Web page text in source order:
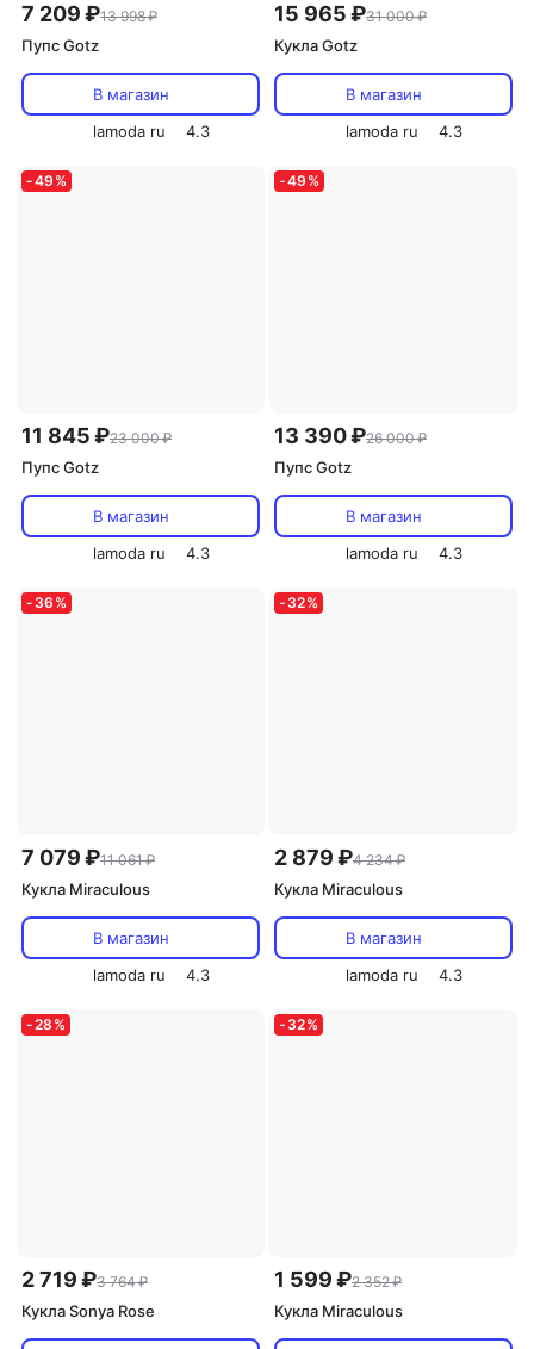
7 209 ₽13 998 ₽
Пупс Gotz
В магазин
lamoda ru
4.3
15 965 ₽31 000 ₽
Кукла Gotz
В магазин
lamoda ru
4.3
-49 %
11 845 ₽23 000 ₽
Пупс Gotz
В магазин
lamoda ru
4.3
-49 %
13 390 ₽26 000 ₽
Пупс Gotz
В магазин
lamoda ru
4.3
- 36 %
7 079 ₽11 061 ₽
Кукла Miraculous
В магазин
lamoda ru
4.3
- 32%
2 879 ₽4 234 ₽
Кукла Miraculous
В магазин
lamoda ru
4.3
-28 %
2 719 ₽3 764 ₽
Кукла Sonya Rose
- 32%
1 599 ₽2 352 ₽
Кукла Miraculous